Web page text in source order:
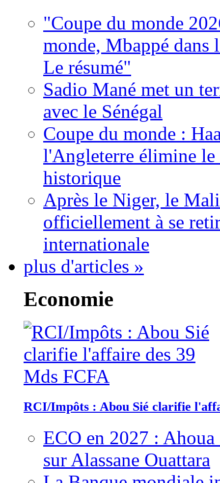
"Coupe du monde
monde, Mbappé dans
Le résumé"
Sadio Mané met un
avec le Sénégal
Coupe du monde :
l'Angleterre élimine
historique
Après le Niger, le
officiellement à se
internationale
plus d'articles »
Economie
RCI/Impôts : Abou Sié clarifie
ECO en 2027 :
sur Alassane Ouattara